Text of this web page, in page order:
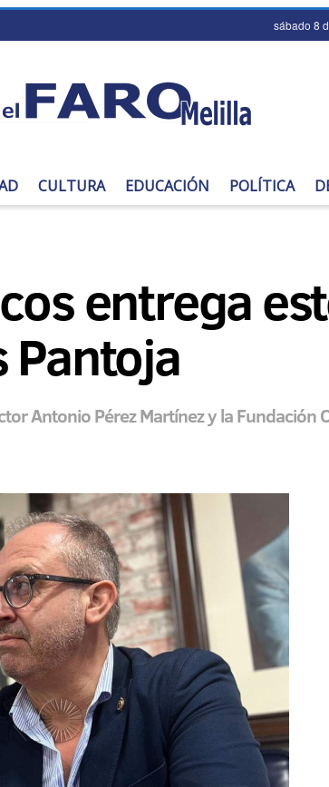
sábado 8
CULTURA EDUCACIÓN POLÍTICA
entrega
Pantoja
Antonio Pérez Martínez y la Fundación